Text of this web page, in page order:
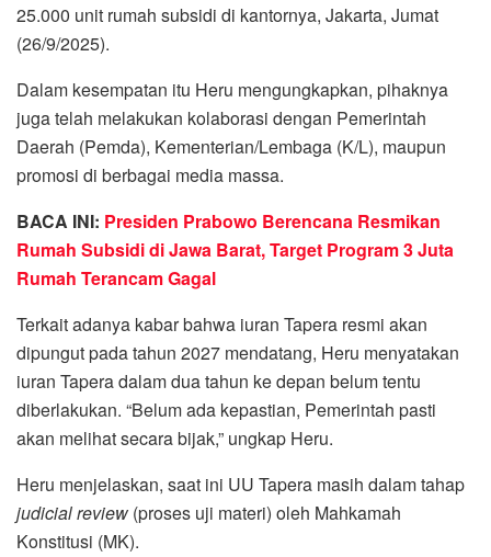
25.000 unit rumah subsidi di kantornya, Jakarta, Jumat
(26/9/2025).
Dalam kesempatan itu Heru mengungkapkan, pihaknya
juga telah melakukan kolaborasi dengan Pemerintah
Daerah (Pemda), Kementerian/Lembaga (K/L), maupun
promosi di berbagai media massa.
BACA INI: Presiden Prabowo Berencana Resmikan
Rumah Subsidi di Jawa Barat, Target Program 3 Juta
Rumah Terancam Gagal
Terkait adanya kabar bahwa iuran Tapera resmi akan
dipungut pada tahun 2027 mendatang, Heru menyatakan
iuran Tapera dalam dua tahun ke depan belum tentu
diberlakukan. “Belum ada kepastian, Pemerintah pasti
akan melihat secara bijak,” ungkap Heru.
Heru menjelaskan, saat ini UU Tapera masih dalam tahap
judicial review (proses uji materi) oleh Mahkamah
Konstitusi (MK).